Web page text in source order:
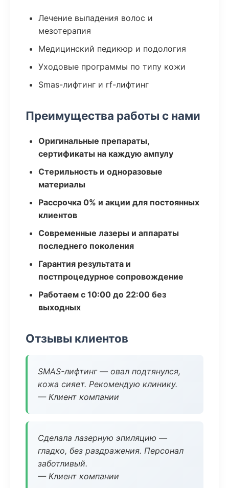
Лечение выпадения волос и
мезотерапия
Медицинский педикюр и подология
Уходовые программы по типу кожи
Smas-лифтинг и rf-лифтинг
Преимущества работы с нами
Оригинальные препараты,
сертификаты на каждую ампулу
Стерильность и одноразовые
материалы
Рассрочка 0% и акции для постоянных
клиентов
Современные лазеры и аппараты
последнего поколения
Гарантия результата и
постпроцедурное сопровождение
Работаем с 10:00 до 22:00 без
выходных
Отзывы клиентов
SMAS-лифтинг — овал подтянулся,
кожа сияет. Рекомендую клинику.
— Клиент компании
Сделала лазерную эпиляцию —
гладко, без раздражения. Персонал
заботливый.
— Клиент компании